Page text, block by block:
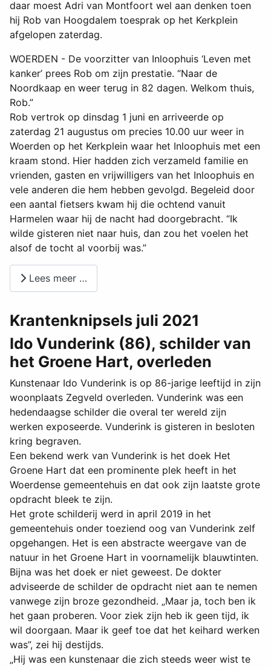
daar moest Adri van Montfoort wel aan denken toen
hij Rob van Hoogdalem toesprak op het Kerkplein
afgelopen zaterdag.
WOERDEN - De voorzitter van Inloophuis ‘Leven met
kanker’ prees Rob om zijn prestatie. “Naar de
Noordkaap en weer terug in 82 dagen. Welkom thuis,
Rob.”
Rob vertrok op dinsdag 1 juni en arriveerde op
zaterdag 21 augustus om precies 10.00 uur weer in
Woerden op het Kerkplein waar het Inloophuis met een
kraam stond. Hier hadden zich verzameld familie en
vrienden, gasten en vrijwilligers van het Inloophuis en
vele anderen die hem hebben gevolgd. Begeleid door
een aantal fietsers kwam hij die ochtend vanuit
Harmelen waar hij de nacht had doorgebracht. “Ik
wilde gisteren niet naar huis, dan zou het voelen het
alsof de tocht al voorbij was.”
Lees meer …
Krantenknipsels juli 2021
Ido Vunderink (86), schilder van
het Groene Hart, overleden
Kunstenaar Ido Vunderink is op 86-jarige leeftijd in zijn
woonplaats Zegveld overleden. Vunderink was een
hedendaagse schilder die overal ter wereld zijn
werken exposeerde. Vunderink is gisteren in besloten
kring begraven.
Een bekend werk van Vunderink is het doek Het
Groene Hart dat een prominente plek heeft in het
Woerdense gemeentehuis en dat ook zijn laatste grote
opdracht bleek te zijn.
Het grote schilderij werd in april 2019 in het
gemeentehuis onder toeziend oog van Vunderink zelf
opgehangen. Het is een abstracte weergave van de
natuur in het Groene Hart in voornamelijk blauwtinten.
Bijna was het doek er niet geweest. De dokter
adviseerde de schilder de opdracht niet aan te nemen
vanwege zijn broze gezondheid. „Maar ja, toch ben ik
het gaan proberen. Voor ziek zijn heb ik geen tijd, ik
wil doorgaan. Maar ik geef toe dat het keihard werken
was”, zei hij destijds.
„Hij was een kunstenaar die zich steeds weer wist te